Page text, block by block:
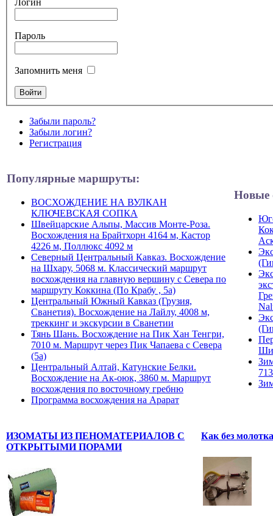
Логин
Пароль
Запомнить меня
Забыли пароль?
Забыли логин?
Регистрация
Популярные маршруты:
ВОСХОЖДЕНИЕ НА ВУЛКАН
КЛЮЧЕВСКАЯ СОПКА
Швейцарские Альпы, Массив Монте-Роза.
Восхождения на Брайтхорн 4164 м, Кастор
4226 м, Поллюкс 4092 м
Северный Центральный Кавказ. Восхождение
на Шхару, 5068 м. Классический маршрут
восхождения на главную вершину с Севера по
маршруту Коккина (По Крабу , 5а)
Центральный Южный Кавказ (Грузия,
Сванетия). Восхождение на Лайлу, 4008 м,
треккинг и экскурсии в Сванетии
Тянь Шань. Восхождение на Пик Хан Тенгри,
7010 м. Маршрут через Пик Чапаева с Севера
(5а)
Центральный Алтай, Катунские Белки.
Восхождение на Ак-оюк, 3860 м. Маршрут
восхождения по восточному гребню
Программа восхождения на Арарат
Новые
ИЗОМАТЫ ИЗ ПЕНОМАТЕРИАЛОВ С
ОТКРЫТЫМИ ПОРАМИ
Как без